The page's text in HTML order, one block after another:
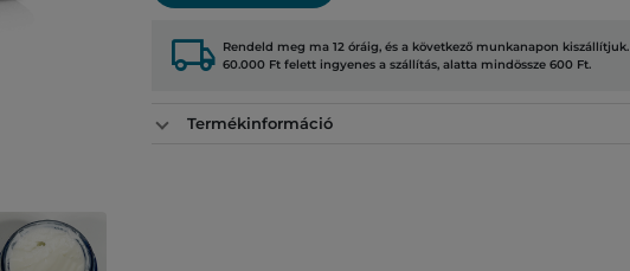
local_shipping Rendeld meg ma 12 óráig, és a következő munkanapon kiszállítjuk.
60.000 Ft felett ingyenes a szállítás, alatta mindössze 600 Ft.
Termékinformáció